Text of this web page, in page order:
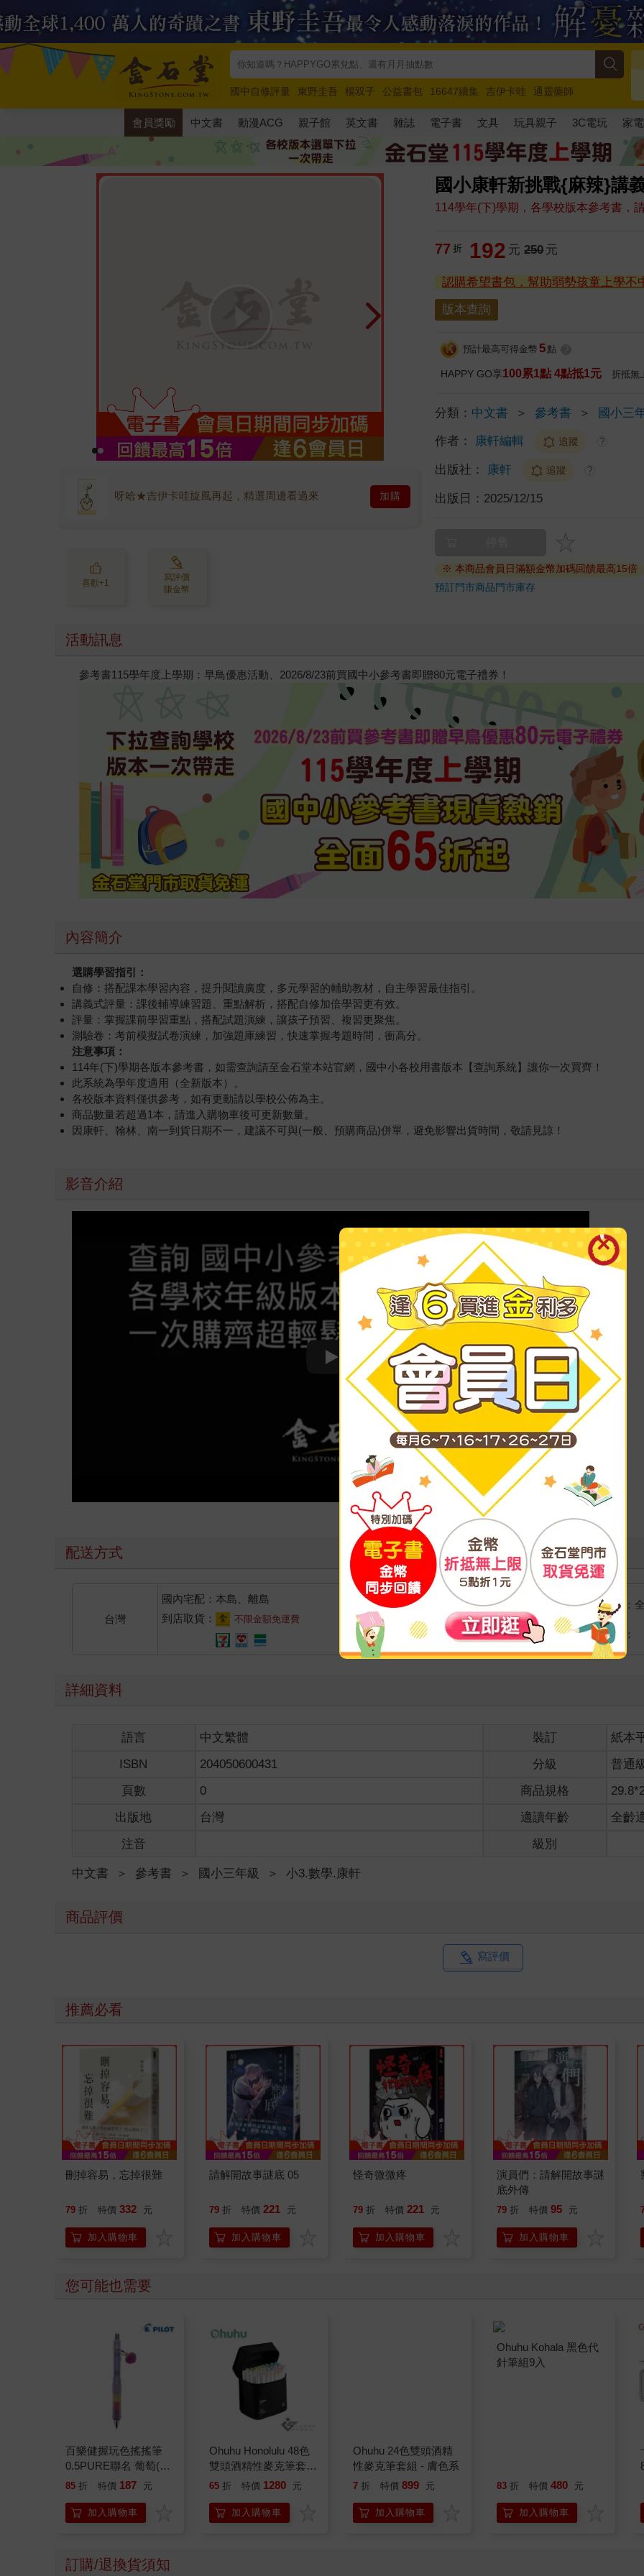
國中自修評量 東野圭吾 楊双子 公益書包 16647續集 吉伊卡哇
通靈藥師
唯紅花綻放
奧德賽 路邊攤新作 馬斯克 玩具總動員5 超慢跑
會員獎勵 中文書 動漫ACG 親子館 英文書 雜誌 電子書 文具 玩具親子 3C電玩 家電
國小康軒新挑戰{麻辣}講
114學年(下)學期，各學校版本參考書，
呀哈★吉伊卡哇旋風再起，精選周邊看過來 加購
喜歡+1
寫評價
賺金幣
77 折 192 元 250 元
認購希望書包，幫助弱勢孩童上學不
版本查詢
預計最高可得金幣 5 點
HAPPY GO享100累1點 4點抵1元 折抵無
分類： 中文書 ＞ 參考書 ＞ 國小三
作者： 康軒編輯 追蹤 ?
出版社： 康軒 追蹤 ?
出版日： 2025/12/15
※ 本商品會員日滿額金幣加碼回饋最高15倍
預訂門市商品門市庫存
活動訊息
參考書115學年度上學期：早鳥優惠活動、2026/8/23前買國中小參考書即贈80元電子禮券！
內容簡介
選購學習指引：
自修：搭配課本學習內容，提升閱讀廣度，多元學習的輔助教材，自主學習最佳指引。
講義式評量：課後輔導練習題、重點解析，搭配自修加倍學習更有效。
評量：掌握課前學習重點，搭配試題演練，讓孩子預習、複習更聚焦。
測驗卷：考前模擬試卷演練，加強題庫練習，快速掌握考題時間，衝高分。
注意事項：
114年(下)學期各版本參考書，如需查詢請至金石堂本站官網，國中小各校用書版本【查詢系統】讓你一次買齊！
此系統為學年度適用（全新版本）。
各校版本資料僅供參考，如有更動請以學校公佈為主。
商品數量若超過1本，請進入購物車後可更新數量。
因康軒、翰林、南一到貨日期不一，建議不可與(一般、預購商品)併單，避免影響出貨時間，敬請見諒！
影音介紹
Play video
配送方式
台灣
國內宅配：本島、離島
到店取貨：
不限金額免運費 海外
國際快遞：
港澳店取：
詳細資料
語言 中文繁體 裝訂
紙本
ISBN
204050600431 分級
普通
頁數
0 商品規格
出版地
台灣 適讀年齡
全齡
注音
級別
中文書 ＞ 參考書 ＞ 國小三年級 ＞ 小3.數學.康軒
商品評價
寫評價
推薦必看
刪掉容易，忘掉很難
79 折 特價 332 元
加入購物車
請解開故事謎底 05
79 折 特價 221 元
加入購物車
怪奇微微疼
79 折 特價 221 元
加入購物車
演員們：請解開故事謎
底外傳
79 折 特價 95 元
加入購物車
您可能也需要
百樂健握玩色搖搖筆
0.5PURE聯名 葡萄(限
量)
85 折 特價 187 元
加入購物車
Ohuhu Honolulu 48色
雙頭酒精性麥克筆套組
- 柔和色系(綠色調)
65 折 特價 1280 元
加入購物車
Ohuhu 24色雙頭酒精
性麥克筆套組 - 膚色系
7 折 特價 899 元
加入購物車
83 折 特價 480 元
加入購物車
訂購/退換貨須知